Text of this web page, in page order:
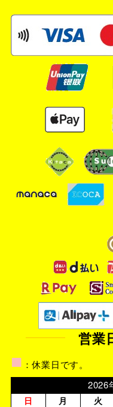
営業
■ ：休業日です。
2026
日 月 火